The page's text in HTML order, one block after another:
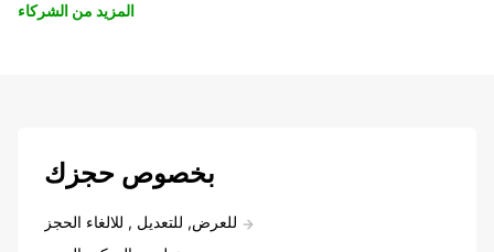
المزيد من الشركاء
بخصوص حجزك
للعرض, للتعديل , للالغاء الحجز